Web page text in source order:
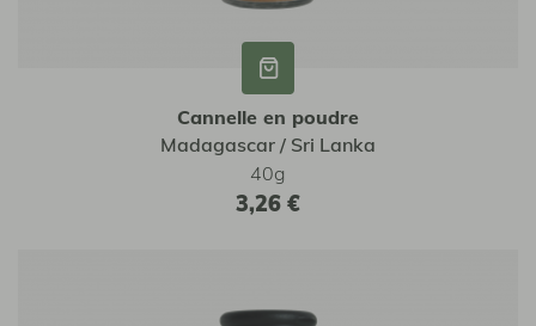
Cannelle en poudre
Madagascar / Sri Lanka
40g
3,26 €